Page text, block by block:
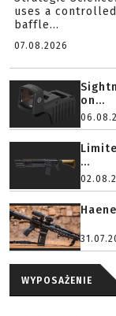
uses a
baffle...
07.08.2026
on...
...
WYPOSAŻENIE